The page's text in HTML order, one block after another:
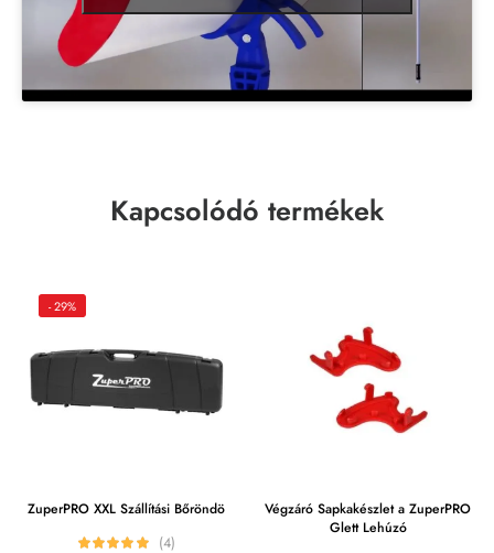
Kapcsolódó termékek
- 29%
ZuperPRO XXL Szállítási Bőröndö
(4)
Végzáró Sapkakészlet a ZuperPRO
Glett Lehúzó